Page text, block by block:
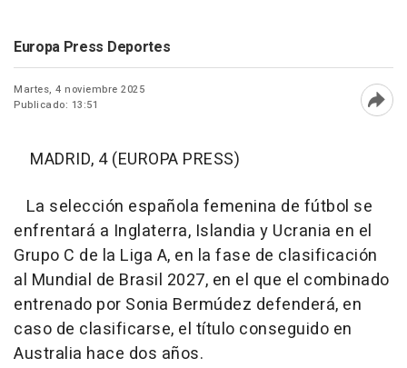
Europa Press Deportes
Martes, 4 noviembre 2025
Publicado: 13:51
MADRID, 4 (EUROPA PRESS)
La selección española femenina de fútbol se
enfrentará a Inglaterra, Islandia y Ucrania en el
Grupo C de la Liga A, en la fase de clasificación
al Mundial de Brasil 2027, en el que el combinado
entrenado por Sonia Bermúdez defenderá, en
caso de clasificarse, el título conseguido en
Australia hace dos años.